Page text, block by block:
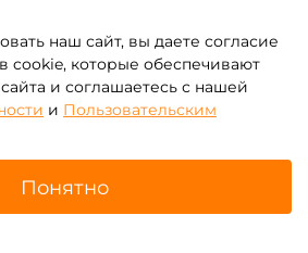
наш сайт, вы даете согласие
cookie, которые обеспечивают
и соглашаетесь с нашей
и Пользовательским
Понятно